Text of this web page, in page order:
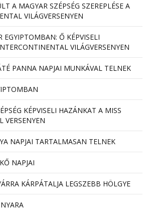
A MAGYAR SZÉPSÉG SZEREPLÉSE A
VILÁGVERSENYEN
EGYIPTOMBAN: Ő KÉPVISELI
VILÁGVERSENYEN
PANNA NAPJAI MUNKÁVAL TELNEK
KÉPVISELI HAZÁNKAT A MISS
VERSENYEN
NAPJAI TARTALMASAN TELNEK
NAPJAI
KÁRPÁTALJA LEGSZEBB HÖLGYE